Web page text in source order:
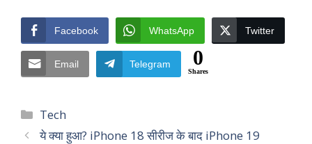
Facebook WhatsApp Twitter
Email Telegram 0
Shares
Categories
Tech
ये क्या हुआ? iPhone 18 सीरीज के बाद iPhone 19